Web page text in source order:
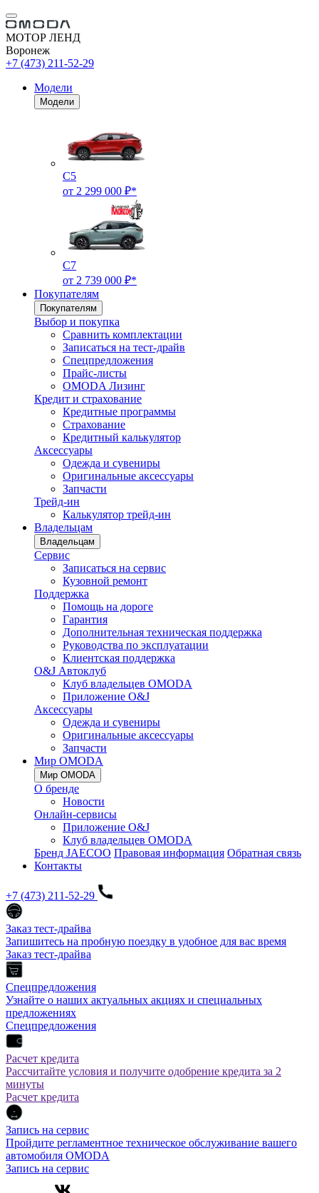
МОТОР ЛЕНД
Воронеж
+7 (473) 211-52-29
Модели
Модели
C5
от 2 299 000 ₽*
C7
от 2 739 000 ₽*
Покупателям
Покупателям
Выбор и покупка
Сравнить комплектации
Записаться на тест-драйв
Cпецпредложения
Прайс-листы
OMODA Лизинг
Кредит и страхование
Кредитные программы
Страхование
Кредитный калькулятор
Аксессуары
Одежда и сувениры
Оригинальные аксессуары
Запчасти
Трейд-ин
Калькулятор трейд-ин
Владельцам
Владельцам
Сервис
Записаться на сервис
Кузовной ремонт
Поддержка
Помощь на дороге
Гарантия
Дополнительная техническая поддержка
Руководства по эксплуатации
Клиентская поддержка
O&J Автоклуб
Клуб владельцев OMODA
Приложение O&J
Аксессуары
Одежда и сувениры
Оригинальные аксессуары
Запчасти
Мир OMODA
Мир OMODA
О бренде
Новости
Онлайн-сервисы
Приложение O&J
Клуб владельцев OMODA
Бренд JAECOO Правовая информация Обратная связь
Контакты
+7 (473) 211-52-29
Заказ тест-драйва
Запишитесь на пробную поездку в удобное для вас время
Заказ тест-драйва
Спецпредложения
Узнайте о наших актуальных акциях и специальных
предложениях
Спецпредложения
Расчет кредита
Рассчитайте условия и получите одобрение кредита за 2
минуты
Расчет кредита
Запись на сервис
Пройдите регламентное техническое обслуживание вашего
автомобиля OMODA
Запись на сервис